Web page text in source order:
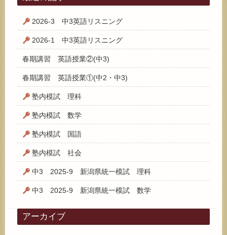
2026-3 中3英語リスニング
2026-1 中3英語リスニング
春期講習 英語授業②(中3)
春期講習 英語授業①(中2・中3)
塾内模試 理科
塾内模試 数学
塾内模試 国語
塾内模試 社会
中3 2025-9 新潟県統一模試 理科
中3 2025-9 新潟県統一模試 数学
アーカイブ